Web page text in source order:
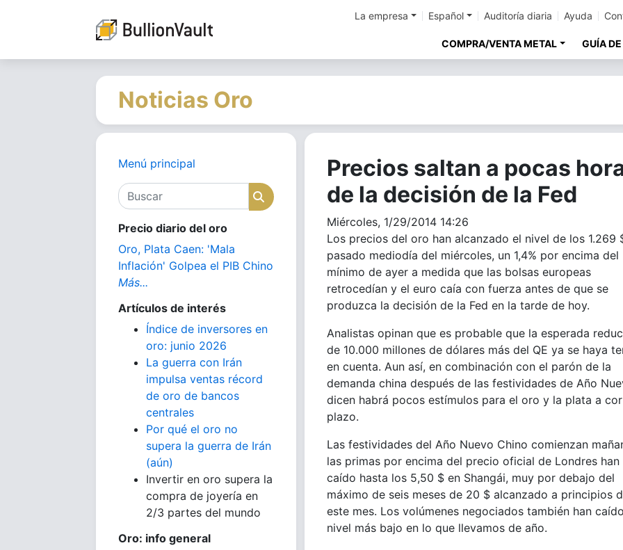
La empresa Español Auditoría diaria Ayuda
COMPRA/VENTA METAL GUÍA
Noticias Oro
Menú principal
Buscar
Buscar
Precio diario del oro
Oro, Plata Caen: 'Mala
Inflación' Golpea el PIB Chino
Más...
Artículos de interés
Índice de inversores en
oro: junio 2026
La guerra con Irán
impulsa ventas récord
de oro de bancos
centrales
Por qué el oro no
supera la guerra de Irán
(aún)
Invertir en oro supera la
compra de joyería en
2/3 partes del mundo
Oro: info general
Precios saltan a pocas
de la decisión de la Fed
Miércoles, 1/29/2014 14:26
Los precios del oro han alcanzado el nivel de los 1.269
pasado mediodía del miércoles, un 1,4% por encima del
mínimo de ayer a medida que las bolsas europeas
retrocedían y el euro caía con fuerza antes de que se
produzca la decisión de la Fed en la tarde de hoy.
Analistas opinan que es probable que la esperada
de 10.000 millones de dólares más del QE ya se haya
en cuenta. Aun así, en combinación con el parón de la
demanda china después de las festividades de Año
dicen habrá pocos estímulos para el oro y la plata a
plazo.
Las festividades del Año Nuevo Chino comienzan
las primas por encima del precio oficial de Londres han
caído hasta los 5,50 $ en Shangái, muy por debajo del
máximo de seis meses de 20 $ alcanzado a principios
este mes. Los volúmenes negociados también han
nivel más bajo en lo que llevamos de año.